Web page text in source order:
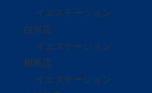
イエステーション
白河店
イエステーション
相馬店
イエステーション